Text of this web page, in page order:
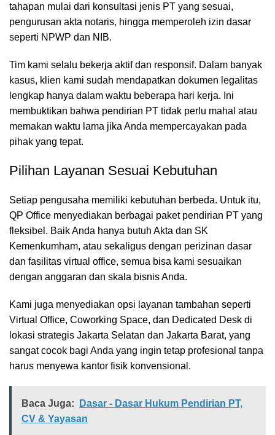
tahapan mulai dari konsultasi jenis PT yang sesuai,
pengurusan akta notaris, hingga memperoleh izin dasar
seperti NPWP dan NIB.
Tim kami selalu bekerja aktif dan responsif. Dalam banyak
kasus, klien kami sudah mendapatkan dokumen legalitas
lengkap hanya dalam waktu beberapa hari kerja. Ini
membuktikan bahwa pendirian PT tidak perlu mahal atau
memakan waktu lama jika Anda mempercayakan pada
pihak yang tepat.
Pilihan Layanan Sesuai Kebutuhan
Setiap pengusaha memiliki kebutuhan berbeda. Untuk itu,
QP Office menyediakan berbagai paket pendirian PT yang
fleksibel. Baik Anda hanya butuh Akta dan SK
Kemenkumham, atau sekaligus dengan perizinan dasar
dan fasilitas virtual office, semua bisa kami sesuaikan
dengan anggaran dan skala bisnis Anda.
Kami juga menyediakan opsi layanan tambahan seperti
Virtual Office, Coworking Space, dan Dedicated Desk di
lokasi strategis Jakarta Selatan dan Jakarta Barat, yang
sangat cocok bagi Anda yang ingin tetap profesional tanpa
harus menyewa kantor fisik konvensional.
Baca Juga:
Dasar - Dasar Hukum Pendirian PT,
CV & Yayasan